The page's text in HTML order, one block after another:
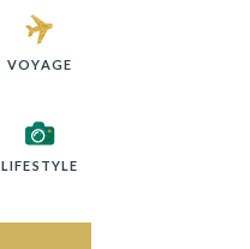
VOYAGE
LIFESTYLE